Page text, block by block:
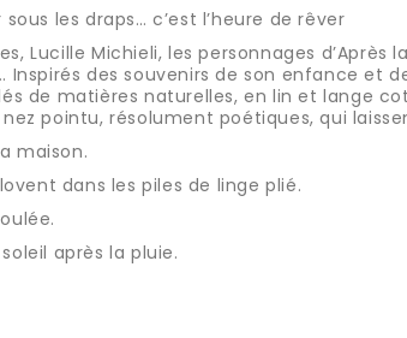
les draps… c’est l’heure de rêver
Lucille Michieli, les personnages
des souvenirs de son enfance et
de matières naturelles, en lin et lange
nez pointu, résolument poétiques, qui
maison.
dans les piles de linge plié.
après la pluie.